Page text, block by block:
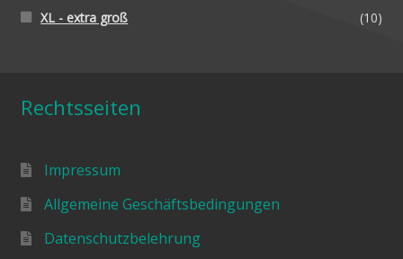
XL - extra groß
(10)
Rechtsseiten
Impressum
Allgemeine Geschäftsbedingungen
Datenschutzbelehrung